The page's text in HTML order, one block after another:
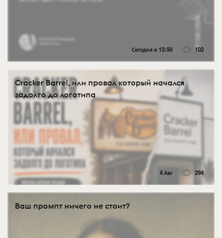
Сегодня в 13:50 102
Cracker Barrel, или провал который начался
задолго до логотипа
4 Авг 294
Ваш промпт ничего не стоит?